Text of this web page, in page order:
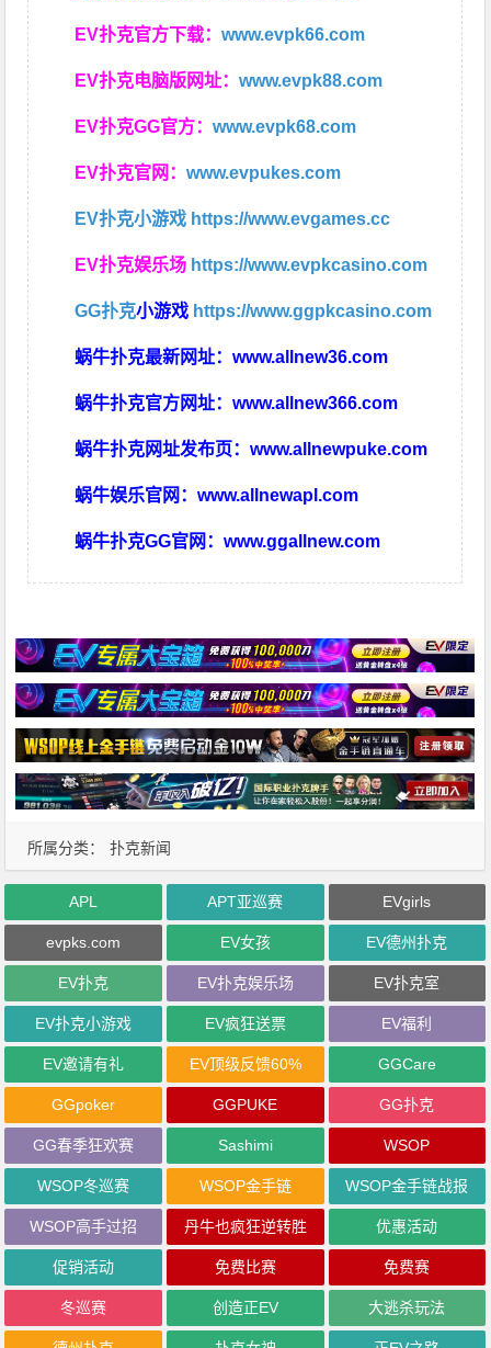
EV扑克官方下载：www.evpk66.com
EV扑克电脑版网址：www.evpk88.com
EV扑克GG官方：www.evpk68.com
EV扑克官网：www.evpukes.com
EV扑克小游戏 https://www.evgames.cc
EV扑克娱乐场 https://www.evpkcasino.com
GG扑克小游戏 https://www.ggpkcasino.com
蜗牛扑克最新网址：www.allnew36.com
蜗牛扑克官方网址：www.allnew366.com
蜗牛扑克网址发布页：www.allnewpuke.com
蜗牛娱乐官网：www.allnewapl.com
蜗牛扑克GG官网：www.ggallnew.com
所属分类： 扑克新闻
APL APT亚巡赛 EVgirls
evpks.com EV女孩 EV德州扑克
EV扑克 EV扑克娱乐场 EV扑克室
EV扑克小游戏 EV疯狂送票 EV福利
EV邀请有礼 EV顶级反馈60% GGCare
GGpoker GGPUKE GG扑克
GG春季狂欢赛 Sashimi WSOP
WSOP冬巡赛 WSOP金手链 WSOP金手链战报
WSOP高手过招 丹牛也疯狂逆转胜 优惠活动
促销活动 免费比赛 免费赛
冬巡赛 创造正EV 大逃杀玩法